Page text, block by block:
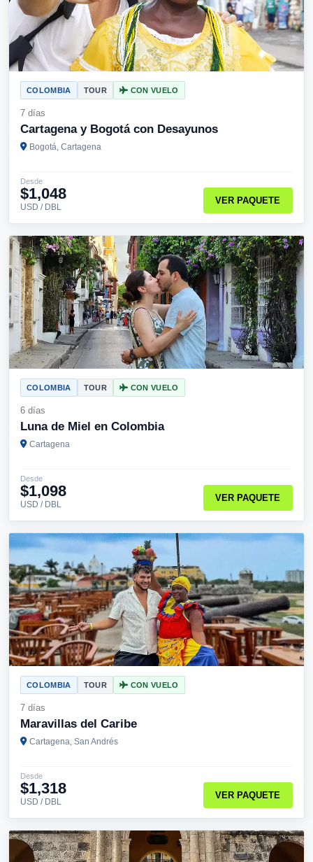
COLOMBIA TOUR CON VUELO
7 días
Cartagena y Bogotá con Desayunos
Bogotá, Cartagena
Desde
$1,048
USD / DBL
VER PAQUETE
COLOMBIA TOUR CON VUELO
6 días
Luna de Miel en Colombia
Cartagena
Desde
$1,098
USD / DBL
VER PAQUETE
COLOMBIA TOUR CON VUELO
7 días
Maravillas del Caribe
Cartagena, San Andrés
Desde
$1,318
USD / DBL
VER PAQUETE